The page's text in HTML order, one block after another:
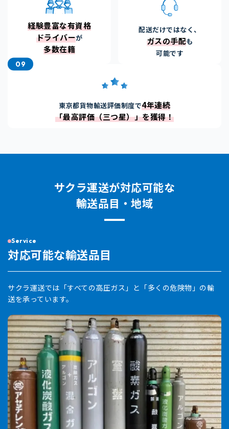
経験豊富な有資格
ドライバーが
多数在籍
配送だけではなく、
ガスの手配も
可能です
09
東京都貨物輸送評価制度で4年連続
「最高評価（三つ星）」を獲得！
サクラ運送が対応可能な
輸送品目・地域
Service
対応可能な輸送品目
サクラ運送では「すべての高圧ガス」と「多くの危険物」の輸
送を承っています。